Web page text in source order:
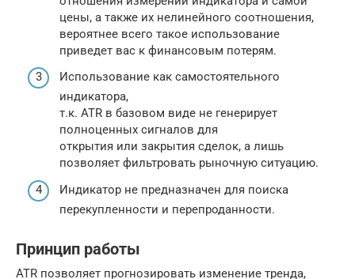
цены, а также их нелинейного соотношения,
вероятнее всего такое использование
приведет вас к финансовым потерям.
Использование как самостоятельного
индикатора,
т.к. ATR в базовом виде не генерирует
полноценных сигналов для
открытия или закрытия сделок, а лишь
позволяет фильтровать рыночную ситуацию.
Индикатор не предназначен для поиска
перекупленности и перепроданности.
Принцип работы
ATR позволяет прогнозировать изменение тренда,